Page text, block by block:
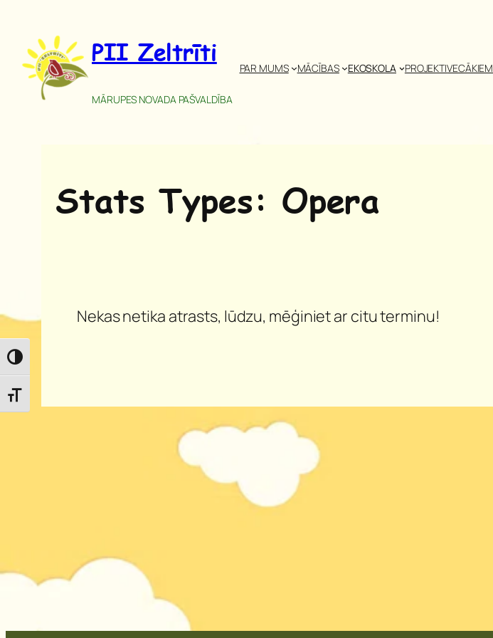
Toggle High Contrast
Toggle Font size
saturu
PII Zeltrīti
MĀRUPES NOVADA PAŠVALDĪBA
PAR MUMS MĀCĪBAS EKOSKOLA PROJEKTIVECĀKIEM
Stats Types: Opera
Nekas netika atrasts, lūdzu, mēģiniet ar citu terminu!